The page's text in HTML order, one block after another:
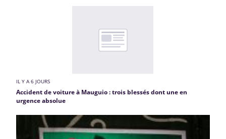
IL Y A 6 JOURS
Accident de voiture à Mauguio : trois blessés dont une en
urgence absolue